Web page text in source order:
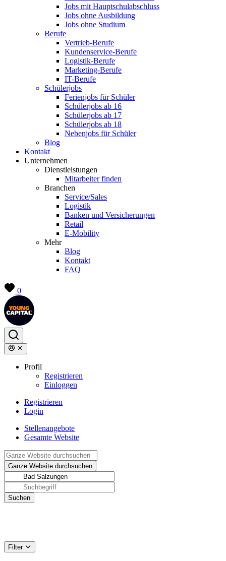
Jobs mit Hauptschulabschluss
Jobs ohne Ausbildung
Jobs ohne Studium
Berufe
Vertrieb-Berufe
Kundenservice-Berufe
Logistik-Berufe
Marketing-Berufe
IT-Berufe
Schülerjobs
Ferienjobs für Schüler
Schülerjobs ab 16
Schülerjobs ab 17
Schülerjobs ab 18
Nebenjobs für Schüler
Blog
Kontakt
Unternehmen
Dienstleistungen
Mitarbeiter finden
Branchen
Service/Sales
Logistik
Banken und Versicherungen
Retail
E-Mobility
Mehr
Blog
Kontakt
FAQ
0
Profil
Registrieren
Einloggen
Registrieren
Login
Stellenangebote
Gesamte Website
Filter